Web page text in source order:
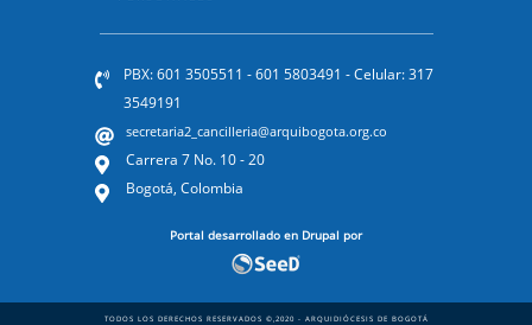
PBX: 601 3505511 - 601 5803491 - Celular: 317
3549191
secretaria2_cancilleria@arquibogota.org.co
Carrera 7 No. 10 - 20
Bogotá, Colombia
Portal desarrollado en Drupal por
TODOS LOS DERECHOS RESERVADOS ©,2020 - ARQUIDIÓCESIS DE BOGOTÁ